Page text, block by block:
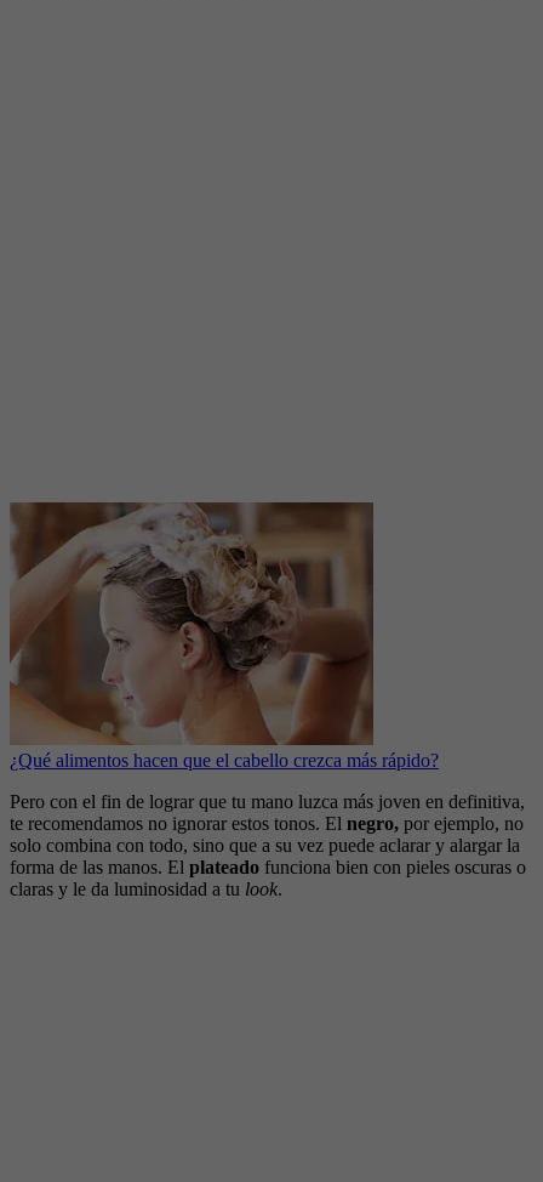
¿Qué alimentos hacen que el cabello crezca más rápido?
Pero con el fin de lograr que tu mano luzca más joven en definitiva,
te recomendamos no ignorar estos tonos. El negro, por ejemplo, no
solo combina con todo, sino que a su vez puede aclarar y alargar la
forma de las manos. El plateado funciona bien con pieles oscuras o
claras y le da luminosidad a tu look.